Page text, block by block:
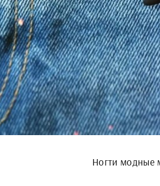
Ногти модные